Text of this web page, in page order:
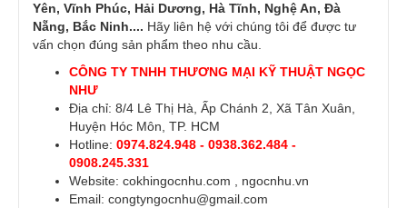
Yên, Vĩnh Phúc, Hải Dương, Hà Tĩnh, Nghệ An, Đà
Nẵng, Bắc Ninh.... Hãy liên hệ với chúng tôi để được tư
vấn chọn đúng sản phẩm theo nhu cầu.
CÔNG TY TNHH THƯƠNG MẠI KỸ THUẬT NGỌC
NHƯ
Địa chỉ: 8/4 Lê Thị Hà, Ấp Chánh 2, Xã Tân Xuân,
Huyện Hóc Môn, TP. HCM
Hotline: 0974.824.948 - 0938.362.484 -
0908.245.331
Website: cokhingocnhu.com
ngocnhu.vn
Email: congtyngocnhu@gmail.com